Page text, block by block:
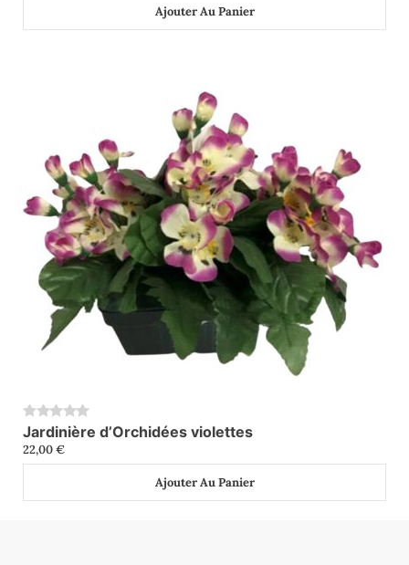
Ajouter Au Panier
0
Jardinière d’Orchidées violettes
22,00€
Ajouter Au Panier